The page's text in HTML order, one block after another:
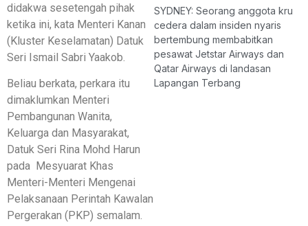
didakwa sesetengah pihak
ketika ini, kata Menteri Kanan
(Kluster Keselamatan) Datuk
Seri Ismail Sabri Yaakob.
Beliau berkata, perkara itu
dimaklumkan Menteri
Pembangunan Wanita,
Keluarga dan Masyarakat,
Datuk Seri Rina Mohd Harun
pada Mesyuarat Khas
Menteri-Menteri Mengenai
Pelaksanaan Perintah Kawalan
Pergerakan (PKP) semalam.
SYDNEY: Seorang anggota kru
cedera dalam insiden nyaris
bertembung membabitkan
pesawat Jetstar Airways dan
Qatar Airways di landasan
Lapangan Terbang